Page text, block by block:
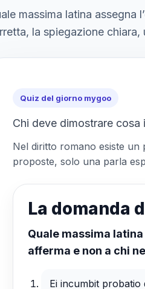
massima latina assegna
la spiegazione chiara,
Quiz del giorno mygoo
Chi deve dimostrare cosa
Nel diritto romano esiste un
proposte, solo una parla
La domanda
Quale massima
afferma e non a chi
Ei incumbit probatio